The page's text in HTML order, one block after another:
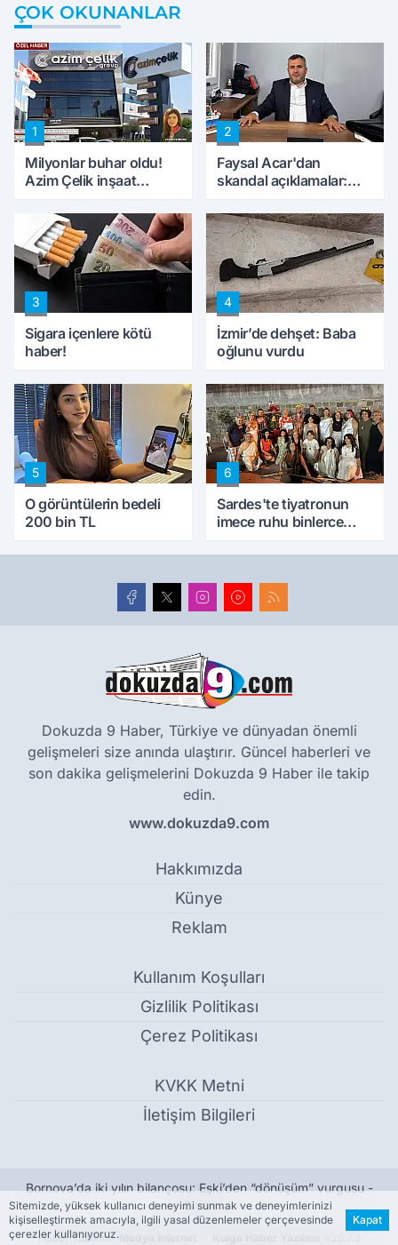
ÇOK OKUNANLAR
1
Milyonlar buhar oldu!
Azim Çelik inşaat
konuştu
2
Faysal Acar'dan
skandal açıklamalar:
peynircilerimizi de
kıskaca aldı, müdahale
ettik'
3
Sigara içenlere kötü
haber!
4
İzmir’de dehşet: Baba
oğlunu vurdu
5
O görüntülerin bedeli
200 bin TL
6
Sardes'te tiyatronun
imece ruhu binlerce
Dokuzda 9 Haber, Türkiye ve dünyadan önemli
gelişmeleri size anında ulaştırır. Güncel haberleri ve
son dakika gelişmelerini Dokuzda 9 Haber ile takip
edin.
www.dokuzda9.com
Hakkımızda
Künye
Reklam
Kullanım Koşulları
Gizlilik Politikası
Çerez Politikası
KVKK Metni
İletişim Bilgileri
Bornova’da iki yılın bilançosu: Eşki’den “dönüşüm” vurgusu -
Genel
Haber Yazılımı: Medya İnternet
Sitemizde, yüksek kullanıcı deneyimi sunmak ve deneyimlerinizi
kişiselleştirmek amacıyla, ilgili yasal düzenlemeler çerçevesinde
çerezler kullanıyoruz.
Kapat